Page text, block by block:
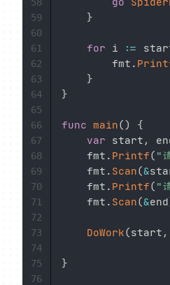
}
for i :=
		fmt
.
}
}
func main()
{
var start ,
	fmt
. Printf( "
	fmt
. Scan(&
	fmt
. Printf( "
	fmt
. Scan(&end
DoWork(start ,
}
59
60
61
62
63
64
65
66
67
68
69
70
71
72
73
74
75
76